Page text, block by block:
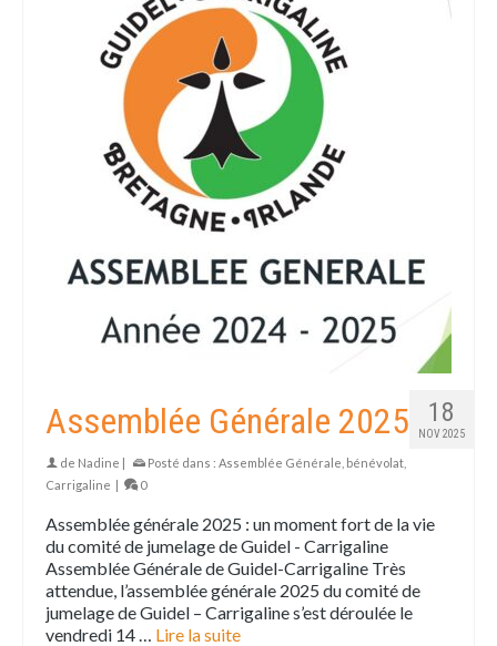
18
NOV 2025
Assemblée Générale 2025
de Nadine | Posté dans : Assemblée Générale bénévolat
Carrigaline | 0
Assemblée générale 2025 : un moment fort de la vie
du comité de jumelage de Guidel - Carrigaline
Assemblée Générale de Guidel-Carrigaline Très
attendue, l’assemblée générale 2025 du comité de
jumelage de Guidel – Carrigaline s’est déroulée le
vendredi 14 … Lire la suite